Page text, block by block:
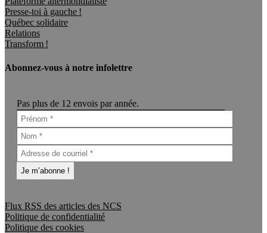
Presse-toi à gauche !
Québec solidaire
Relations
Transform !
Abonnez-vous à notre infolettre
Pas plus de 12 envois par année.
Flux RSS des articles des NCS
Politique de confidentialité
Politique des cookies